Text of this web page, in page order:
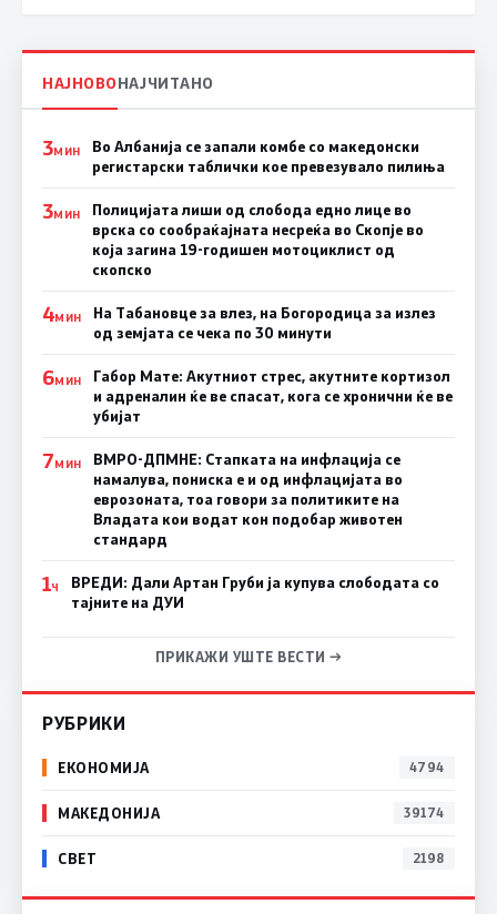
НАЈНОВОНАЈЧИТАНО
3МИН
Во Албанија се запали комбе со македонски
регистарски таблички кое превезувало пилиња
3МИН
Полицијата лиши од слобода едно лице во
врска со сообраќајната несреќа во Скопје во
која загина 19-годишен мотоциклист од
скопско
4МИН
На Табановце за влез, на Богородица за излез
од земјата се чека по 30 минути
6МИН
Габор Мате: Акутниот стрес, акутните кортизол
и адреналин ќе ве спасат, кога се хронични ќе ве
убијат
7МИН
ВМРО-ДПМНЕ: Стапката на инфлација се
намалува, пониска е и од инфлацијата во
еврозоната, тоа говори за политиките на
Владата кои водат кон подобар животен
стандард
1Ч
ВРЕДИ: Дали Артан Груби ја купува слободата со
тајните на ДУИ
ПРИКАЖИ УШТЕ ВЕСТИ →
РУБРИКИ
ЕКОНОМИЈА 4794
МАКЕДОНИЈА 39174
СВЕТ 2198